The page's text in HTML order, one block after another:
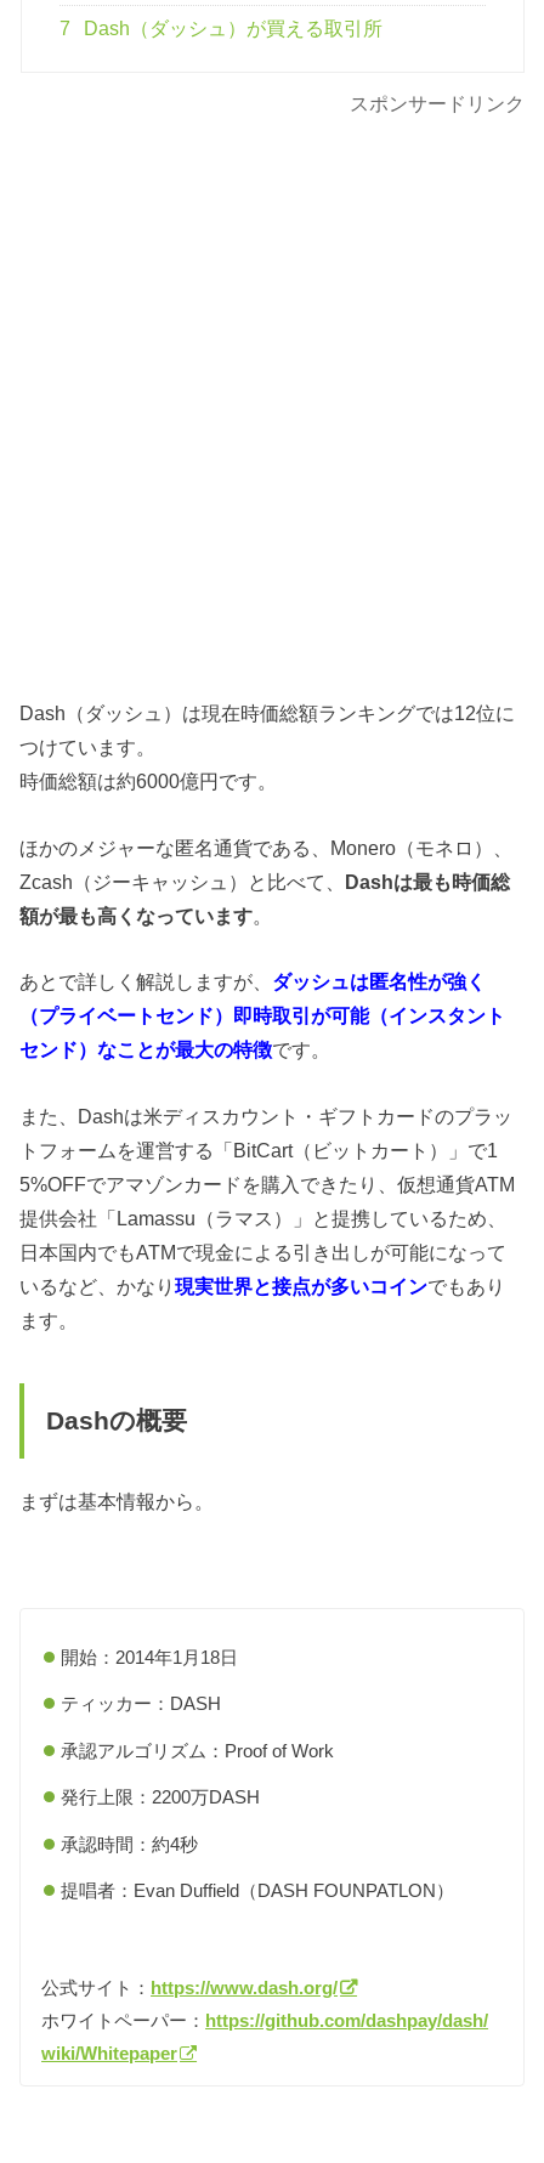
7 Dash（ダッシュ）が買える取引所
スポンサードリンク
Dash（ダッシュ）は現在時価総額ランキングでは12位に
つけています。
時価総額は約6000億円です。
ほかのメジャーな匿名通貨である、Monero（モネロ）、
Zcash（ジーキャッシュ）と比べて、 Dashは最も時価総
額が最も高くなっています。
あとで詳しく解説しますが、 ダッシュは匿名性が強く
（プライベートセン ド）即時取引が可能（インスタント
センド）なことが最大の特徴です。
また、Dashは米ディスカウント・ギフトカードのプラッ
トフォームを運営する「BitCart（ビットカート）」で1
5%OFFでアマゾンカードを購入できたり、仮想通貨ATM
提供会社「Lamassu（ラマス）」
と提携しているため、
日本国内でもATMで現金による引き出しが可能になって
いるなど、かなり現実世界と接点が多いコインでもあり
ます。
Dashの概要
まずは基本情報から。
開始：2014年1月18日
ティッカー：DASH
承認アルゴリズム：Proof of Work
発行上限：2200万DASH
承認時間：約4秒
提唱者：Evan Duffield（DASH FOUNPATLON）
公式サイト： https://www.dash.org/
ホワイトペーパー： https://github.com/dashpay/dash/
wiki/Whitepaper